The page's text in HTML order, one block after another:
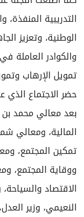
التدريبية
الوطنية، وتعزيز
والكوادر العاملة
تمويل الإرهاب
حضر الاجتماع الذي
بعد معالي محمد
المالية، ومعالي
تمكين المجتمع،
ووقاية المجتمع،
الاقتصاد
النعيمي، وزير